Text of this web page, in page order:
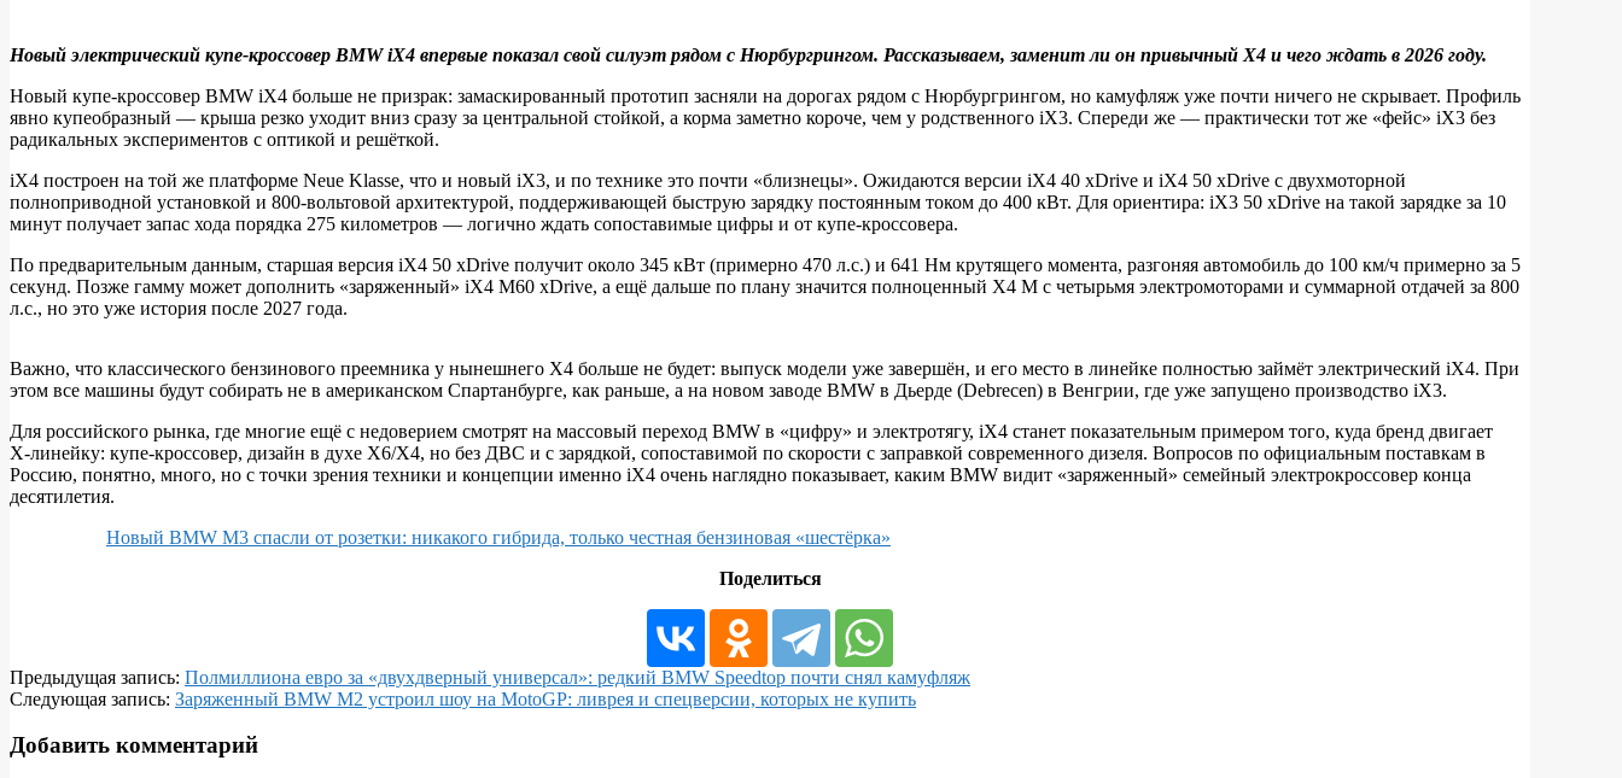
Купе‑кроссовер,
который
отправит
X4
на
Новый электрический купе‑кроссовер BMW iX4 впервые показал свой силуэт рядом с Нюрбургрингом. Рассказываем, заменит ли он привычный X4 и чего ждать в 2026 году.
Новый купе‑кроссовер BMW iX4 больше не призрак: замаскированный прототип засняли на дорогах рядом с Нюрбургрингом, но камуфляж уже почти ничего не скрывает. Профиль
явно купеобразный — крыша резко уходит вниз сразу за центральной стойкой, а корма заметно короче, чем у родственного iX3. Спереди же — практически тот же «фейс» iX3 без
радикальных экспериментов с оптикой и решёткой.
iX4 построен на той же платформе Neue Klasse, что и новый iX3, и по технике это почти «близнецы». Ожидаются версии iX4 40 xDrive и iX4 50 xDrive с двухмоторной
полноприводной установкой и 800‑вольтовой архитектурой, поддерживающей быструю зарядку постоянным током до 400 кВт. Для ориентира: iX3 50 xDrive на такой зарядке за 10
минут получает запас хода порядка 275 километров — логично ждать сопоставимые цифры и от купе‑кроссовера.
По предварительным данным, старшая версия iX4 50 xDrive получит около 345 кВт (примерно 470 л.с.) и 641 Нм крутящего момента, разгоняя автомобиль до 100 км/ч примерно за 5
секунд. Позже гамму может дополнить «заряженный» iX4 M60 xDrive, а ещё дальше по плану значится полноценный X4 M с четырьмя электромоторами и суммарной отдачей за 800
л.с., но это уже история после 2027 года.
Важно, что классического бензинового преемника у нынешнего X4 больше не будет: выпуск модели уже завершён, и его место в линейке полностью займёт электрический iX4. При
этом все машины будут собирать не в американском Спартанбурге, как раньше, а на новом заводе BMW в Дьерде (Debrecen) в Венгрии, где уже запущено производство iX3.
Для российского рынка, где многие ещё с недоверием смотрят на массовый переход BMW в «цифру» и электротягу, iX4 станет показательным примером того, куда бренд двигает
X‑линейку: купе‑кроссовер, дизайн в духе X6/X4, но без ДВС и с зарядкой, сопоставимой по скорости с заправкой современного дизеля. Вопросов по официальным поставкам в
Россию, понятно, много, но с точки зрения техники и концепции именно iX4 очень наглядно показывает, каким BMW видит «заряженный» семейный электрокроссовер конца
десятилетия.
Новый BMW M3 спасли от розетки: никакого гибрида, только честная бензиновая «шестёрка»
Поделиться
2026-
06-
Предыдущая запись: Полмиллиона евро за «двухдверный универсал»: редкий BMW Speedtop почти снял камуфляж
Следующая запись: Заряженный BMW M2 устроил шоу на MotoGP: ливрея и спецверсии, которых не купить
Добавить комментарий